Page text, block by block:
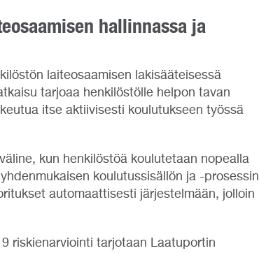
hallinnassa ja
laiteosaamisen lakisääteisessä
tarjoaa henkilöstölle helpon tavan
itse aktiivisesti koulutukseen työssä
kun henkilöstöä koulutetaan nopealla
koulutussisällön ja -prosessin
automaattisesti järjestelmään, jolloin
riskienarviointi tarjotaan Laatuportin